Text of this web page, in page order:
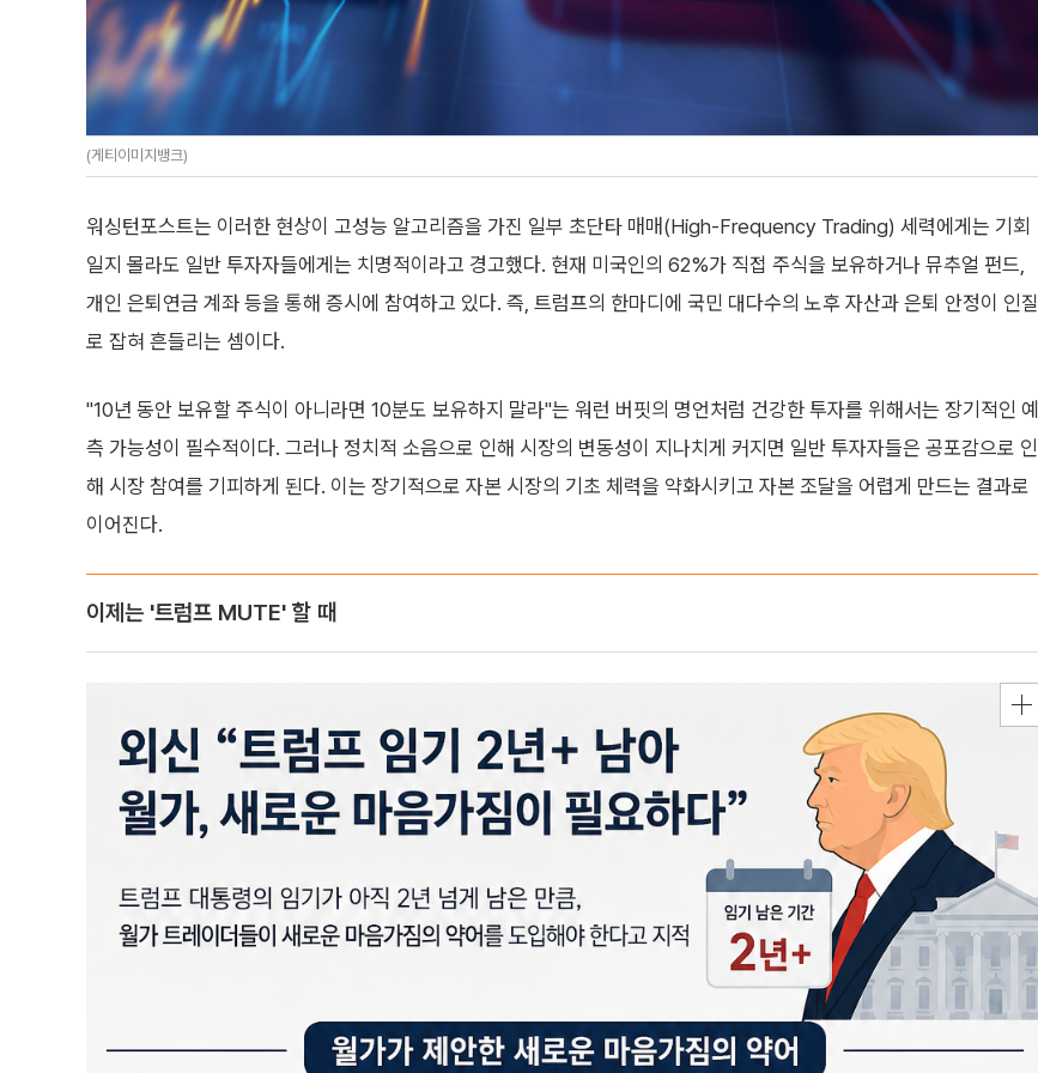
(게티이미지뱅크)
워싱턴포스트는 이러한 현상이 고성능 알고리즘을 가진 일부 초단타 매매(High-Frequency Trading) 세력에게는 기회
일지 몰라도 일반 투자자들에게는 치명적이라고 경고했다. 현재 미국인의 62%가 직접 주식을 보유하거나 뮤추얼 펀드,
개인 은퇴연금 계좌 등을 통해 증시에 참여하고 있다. 즉, 트럼프의 한마디에 국민 대다수의 노후 자산과 은퇴 안정이 인질
로 잡혀 흔들리는 셈이다.
"10년 동안 보유할 주식이 아니라면 10분도 보유하지 말라"는 워런 버핏의 명언처럼 건강한 투자를 위해서는 장기적인 예
측 가능성이 필수적이다. 그러나 정치적 소음으로 인해 시장의 변동성이 지나치게 커지면 일반 투자자들은 공포감으로 인
해 시장 참여를 기피하게 된다. 이는 장기적으로 자본 시장의 기초 체력을 약화시키고 자본 조달을 어렵게 만드는 결과로
이어진다.
이제는 '트럼프 MUTE' 할 때